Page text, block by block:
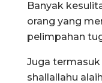
Banyak
orang yang
pelimpahan
Juga termasuk
shallallahu